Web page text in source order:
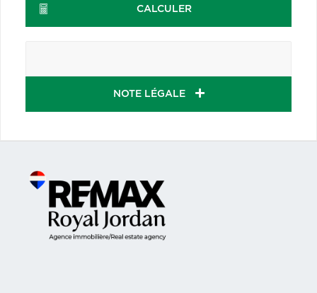
CALCULER
NOTE LÉGALE